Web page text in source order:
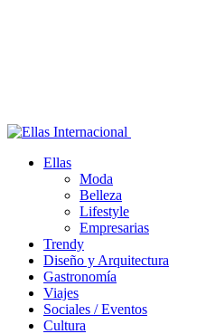
Ellas
Moda
Belleza
Lifestyle
Empresarias
Trendy
Diseño y Arquitectura
Gastronomía
Viajes
Sociales / Eventos
Cultura